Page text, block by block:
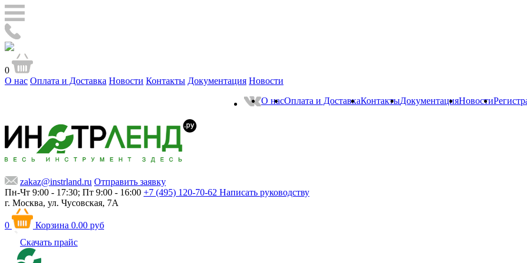
0
О нас Оплата и Доставка Новости Контакты Документация Новости
О насОплата и ДоставкаКонтактыДокументацияНовости
zakaz@instrland.ru Отправить заявку
Пн-Чт 9:00 - 17:30; Пт 9:00 - 16:00 +7 (495) 120-70-62 Написать руководству
г. Москва, ул. Чусовская, 7А
0 Корзина 0.00 руб
Скачать прайс